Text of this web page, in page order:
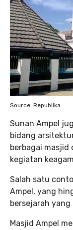
Source: Republika
Sunan Ampel
bidang
berbagai masjid
kegiatan
Salah satu
Ampel, yang
bersejarah
Masjid Ampel